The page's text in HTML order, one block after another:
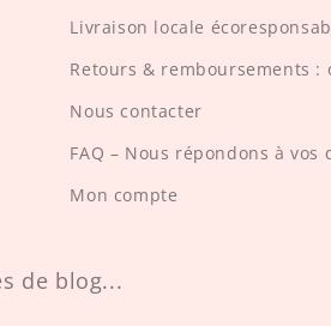
Livraison locale
Retours & remboursements :
Nous contacter
FAQ – Nous répondons à vos
Mon compte
de blog...